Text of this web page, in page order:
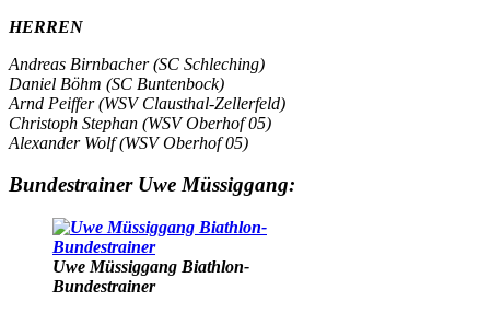
HERREN
Andreas Birnbacher (SC Schleching)
Daniel Böhm (SC Buntenbock)
Arnd Peiffer (WSV Clausthal-Zellerfeld)
Christoph Stephan (WSV Oberhof 05)
Alexander Wolf (WSV Oberhof 05)
Bundestrainer Uwe Müssiggang:
Uwe Müssiggang Biathlon-
Bundestrainer